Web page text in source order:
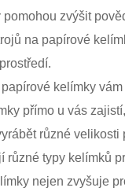
zvýšit
na papírové
kelímky
přímo u vás
různé
různé typy kelímků
nejen zvyšuje